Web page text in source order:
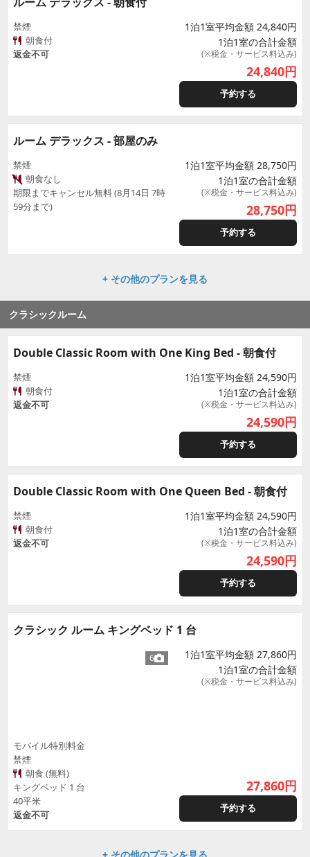
禁煙
朝食付
返金不可
1泊1室平均金額 24,840円
1泊1室の合計金額
(※税金・サービス料込み)
24,840円
予約する
ルーム デラックス - 部屋のみ
禁煙
朝食なし
期限までキャンセル無料 (8月14日 7時
59分まで)
1泊1室平均金額 28,750円
1泊1室の合計金額
(※税金・サービス料込み)
28,750円
予約する
+ その他のプランを見る
クラシックルーム
Double Classic Room with One King Bed - 朝食付
禁煙
朝食付
返金不可
1泊1室平均金額 24,590円
1泊1室の合計金額
(※税金・サービス料込み)
24,590円
予約する
Double Classic Room with One Queen Bed - 朝食付
禁煙
朝食付
返金不可
1泊1室平均金額 24,590円
1泊1室の合計金額
(※税金・サービス料込み)
24,590円
予約する
クラシック ルーム キングベッド 1 台
6
モバイル特別料金
禁煙
朝食 (無料)
キングベッド 1 台
40平米
返金不可
1泊1室平均金額 27,860円
1泊1室の合計金額
(※税金・サービス料込み)
27,860円
予約する